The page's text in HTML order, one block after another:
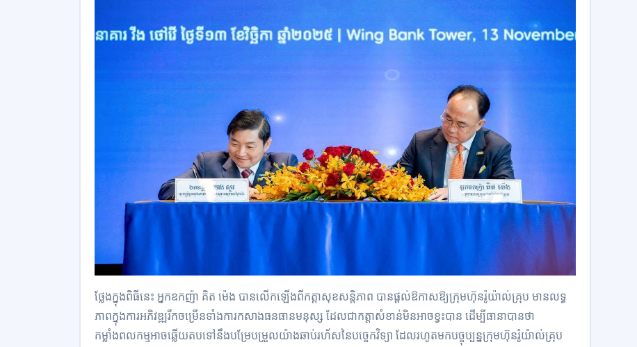
ថ្លែងក្នុងពិធីនេះ អ្នកឧកញ៉ា គិត ម៉េង បានលើកឡើងពីកត្តាសុខសន្តិភាព បានផ្ដល់ឱកាសឱ្យក្រុមហ៊ុនរ៉ូយ៉ាល់គ្រុប មានលទ្ធ
ភាពក្នុងការអភិវឌ្ឍរីកចម្រើនទាំងការកសាងធនធានមនុស្ស ដែលជាកត្តាសំខាន់មិនអាចខ្វះបាន ដើម្បីធានាបានថា
កម្លាំងពលកម្មអាចឆ្លើយតបទៅនឹងបម្រែបម្រួលយ៉ាងឆាប់រហ័សនៃបច្ចេកវិទ្យា ដែលរហូតមកបច្ចុប្បន្នក្រុមហ៊ុនរ៉ូយ៉ាល់គ្រុប